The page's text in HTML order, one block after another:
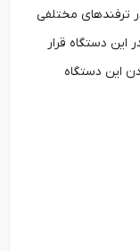
مختلفی
قرار
دستگاه